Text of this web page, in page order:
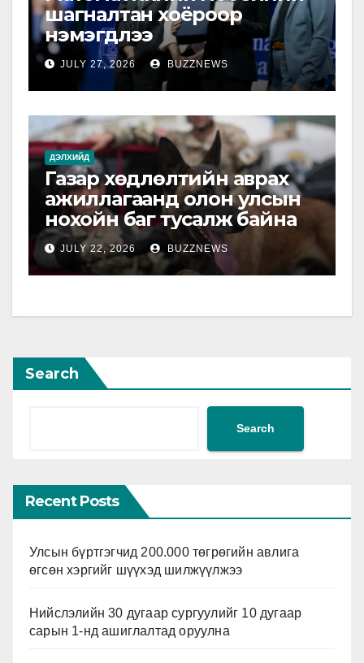
шагналтан хоёроор
нэмэгдлээ
JULY 27, 2026 BUZZNEWS
ДЭЛХИЙД
Газар хөдлөлтийн аврах
ажиллагаанд олон улсын
нохойн баг тусалж байна
JULY 22, 2026 BUZZNEWS
Search
Search
Recent Posts
Улсын бүртгэгчид 200.000 төгрөгийн авлига
өгсөн хэргийг шүүхэд шилжүүлжээ
Нийслэлийн 30 дугаар сургуулийг 10 дугаар
сарын 1-нд ашиглалтад оруулна